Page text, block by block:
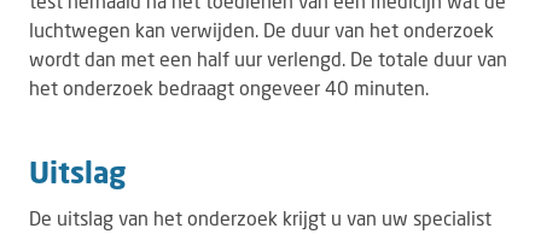
luchtwegen kan verwijden. De duur van het onderzoek
wordt dan met een half uur verlengd. De totale duur van
het onderzoek bedraagt ongeveer 40 minuten.
Uitslag
De uitslag van het onderzoek krijgt u van uw specialist